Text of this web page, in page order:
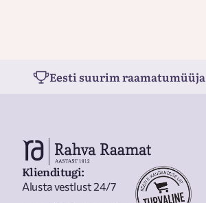
Eesti suurim raamatumüüja
Klienditugi:
Alusta vestlust 24/7